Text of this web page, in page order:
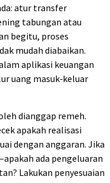
atur transfer
tabungan atau
begitu, proses
mudah diabaikan.
aplikasi keuangan
uang masuk‑keluar
dianggap remeh.
apakah realisasi
dengan anggaran. Jika
ada pengeluaran
Lakukan penyesuaian